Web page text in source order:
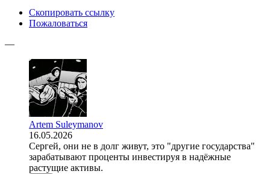
Скопировать ссылку
Пожаловаться
—
Artem Suleymanov
16.05.2026
Сергей, они не в долг живут, это "другие государства"
зарабатывают проценты инвестируя в надёжные
растущие активы.